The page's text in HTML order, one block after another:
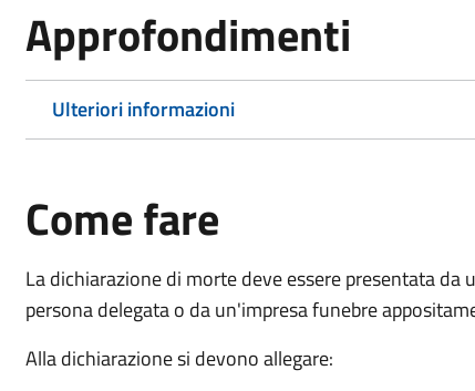
Approfondimenti
Ulteriori informazioni
Come fare
La dichiarazione di morte deve essere presentata
persona delegata o da un'impresa funebre
Alla dichiarazione si devono allegare: